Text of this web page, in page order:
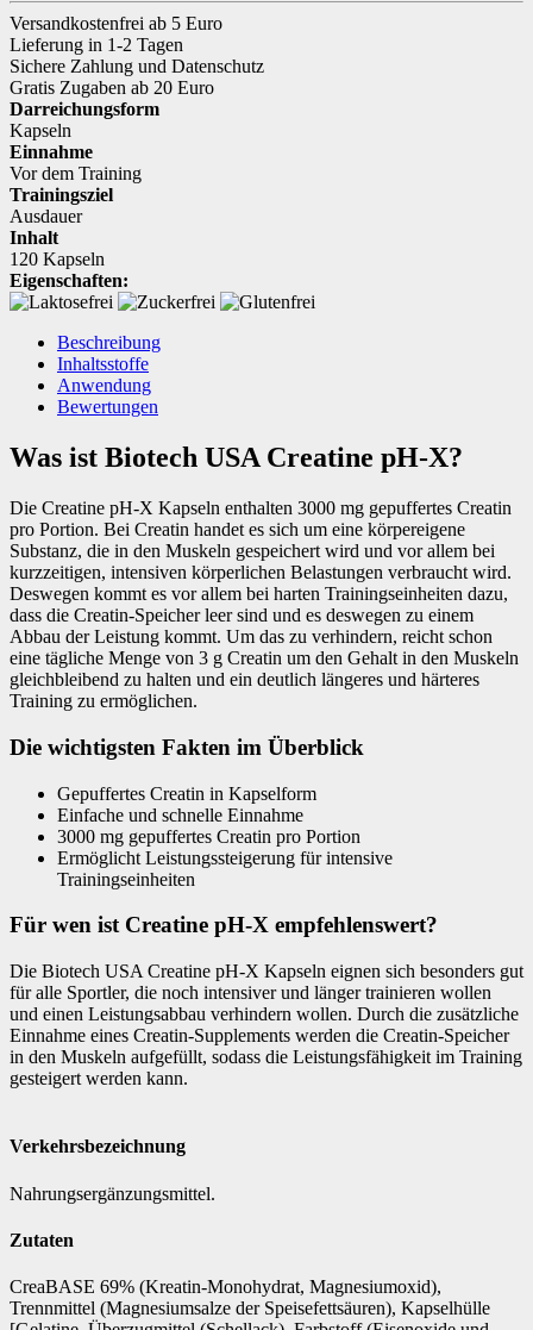
Versandkostenfrei ab 5 Euro
Lieferung in 1-2 Tagen
Sichere Zahlung und Datenschutz
Gratis Zugaben ab 20 Euro
Darreichungsform
Kapseln
Einnahme
Vor dem Training
Trainingsziel
Ausdauer
Inhalt
120 Kapseln
Eigenschaften:
Beschreibung
Inhaltsstoffe
Anwendung
Bewertungen
Was ist Biotech USA Creatine pH-X?
Die Creatine pH-X Kapseln enthalten 3000 mg gepuffertes Creatin
pro Portion. Bei Creatin handet es sich um eine körpereigene
Substanz, die in den Muskeln gespeichert wird und vor allem bei
kurzzeitigen, intensiven körperlichen Belastungen verbraucht wird.
Deswegen kommt es vor allem bei harten Trainingseinheiten dazu,
dass die Creatin-Speicher leer sind und es deswegen zu einem
Abbau der Leistung kommt. Um das zu verhindern, reicht schon
eine tägliche Menge von 3 g Creatin um den Gehalt in den Muskeln
gleichbleibend zu halten und ein deutlich längeres und härteres
Training zu ermöglichen.
Die wichtigsten Fakten im Überblick
Gepuffertes Creatin in Kapselform
Einfache und schnelle Einnahme
3000 mg gepuffertes Creatin pro Portion
Ermöglicht Leistungssteigerung für intensive
Trainingseinheiten
Für wen ist Creatine pH-X empfehlenswert?
Die Biotech USA Creatine pH-X Kapseln eignen sich besonders gut
für alle Sportler, die noch intensiver und länger trainieren wollen
und einen Leistungsabbau verhindern wollen. Durch die zusätzliche
Einnahme eines Creatin-Supplements werden die Creatin-Speicher
in den Muskeln aufgefüllt, sodass die Leistungsfähigkeit im Training
gesteigert werden kann.
Verkehrsbezeichnung
Nahrungsergänzungsmittel.
Zutaten
CreaBASE 69% (Kreatin-Monohydrat, Magnesiumoxid),
Trennmittel (Magnesiumsalze der Speisefettsäuren), Kapselhülle